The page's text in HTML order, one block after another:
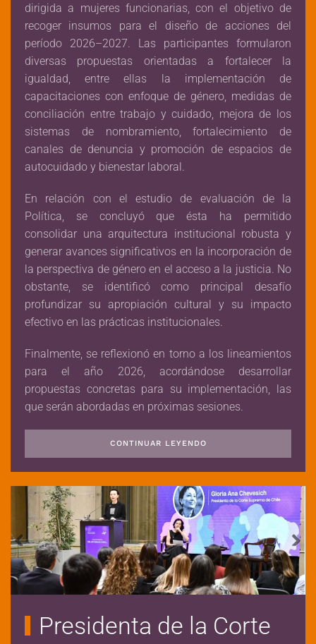
dirigida a mujeres funcionarias, con el objetivo de
recoger insumos para el diseño de acciones del
período 2026–2027. Las participantes formularon
diversas propuestas orientadas a fortalecer la
igualdad, entre ellas la implementación de
capacitaciones con enfoque de género, medidas de
conciliación entre trabajo y cuidado, mejora de los
sistemas de nombramiento, fortalecimiento de
canales de denuncia y promoción de espacios de
autocuidado y bienestar laboral.
En relación con el estudio de evaluación de la
Política, se concluyó que ésta ha permitido
consolidar una arquitectura institucional robusta y
generar avances significativos en la incorporación de
la perspectiva de género en el acceso a la justicia. No
obstante, se identificó como principal desafío
profundizar su apropiación cultural y su impacto
efectivo en las prácticas institucionales.
Finalmente, se reflexionó en torno a los lineamientos
para el año 2026, acordándose desarrollar
propuestas concretas para su implementación, las
que serán abordadas en próximas sesiones.
CONTINUAR LEYENDO
Presidenta de la Corte